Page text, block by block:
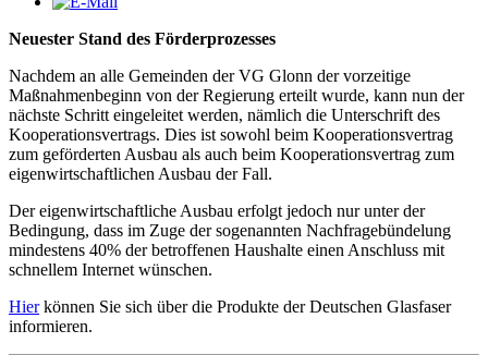
Neuester Stand des Förderprozesses
Nachdem an alle Gemeinden der VG Glonn der vorzeitige
Maßnahmenbeginn von der Regierung erteilt wurde, kann nun der
nächste Schritt eingeleitet werden, nämlich die Unterschrift des
Kooperationsvertrags. Dies ist sowohl beim Kooperationsvertrag
zum geförderten Ausbau als auch beim Kooperationsvertrag zum
eigenwirtschaftlichen Ausbau der Fall.
Der eigenwirtschaftliche Ausbau erfolgt jedoch nur unter der
Bedingung, dass im Zuge der sogenannten Nachfragebündelung
mindestens 40% der betroffenen Haushalte einen Anschluss mit
schnellem Internet wünschen.
Hierkönnen Sie sich über die Produkte der Deutschen Glasfaser
informieren.